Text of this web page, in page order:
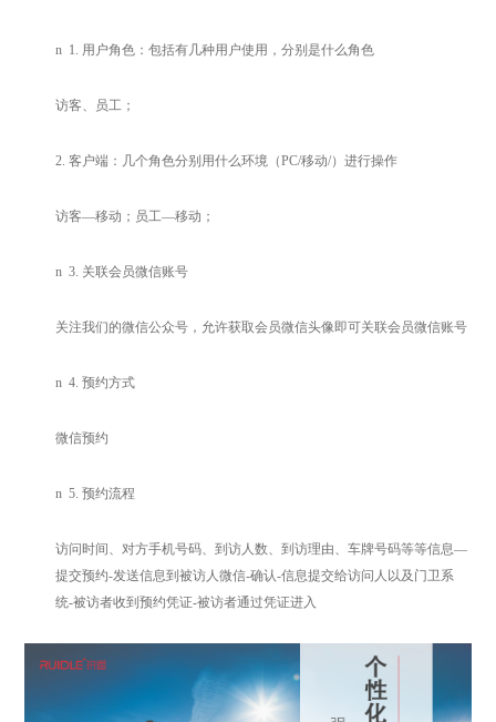
n 1. 用户角色：包括有几种用户使用，分别是什么角色
访客、员工；
2.客户端：几个角色分别用什么环境（PC/移动/）进行操作
访客—移动；员工—移动；
n 3. 关联会员微信账号
关注我们的微信公众号，允许获取会员微信头像即可关联会员微信账号
n 4.预约方式
微信预约
n 5.预约流程
访问时间、对方手机号码、到访人数、到访理由、车牌号码等等信息—
提交预约-发送信息到被访人微信-确认-信息提交给访问人以及门卫系
统-被访者收到预约凭证-被访者通过凭证进入